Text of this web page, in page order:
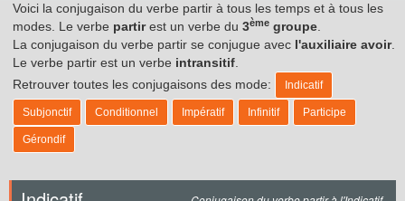
Voici la conjugaison du verbe partir à tous les temps et à tous les
modes. Le verbe partirest un verbe du 3ème groupe
La conjugaison du verbe partir se conjugue avec l'auxiliaire avoir.
Le verbe partir est un verbe intransitif
Retrouver toutes les conjugaisons des mode:
Indicatif
Subjonctif Conditionnel Impératif Infinitif Participe
Gérondif